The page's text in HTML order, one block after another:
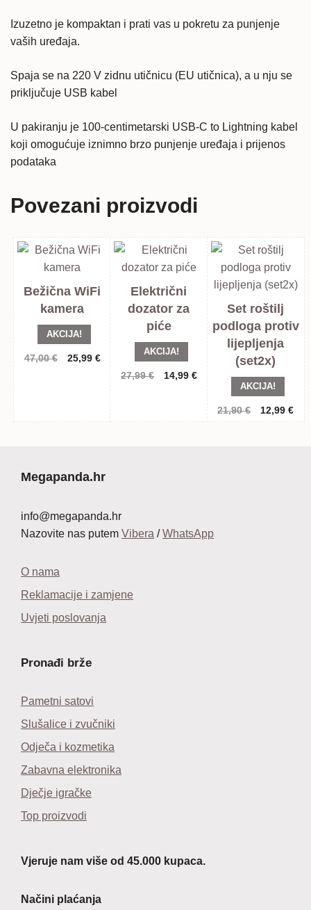
Izuzetno je kompaktan i prati vas u pokretu za punjenje
vaših uređaja.
Spaja se na 220 V zidnu utičnicu (EU utičnica), a u nju se
priključuje USB kabel
U pakiranju je 100-centimetarski USB-C to Lightning kabel
koji omogućuje iznimno brzo punjenje uređaja i prijenos
podataka
Povezani proizvodi
Bežična WiFi
kamera
AKCIJA!
47,00€
Izvorna
25,99 €Trenutna
cijena
Električni
dozator za
piće
AKCIJA!
27,99€
Izvorna
14,99 €Trenutna
Set roštilj
podloga protiv
lijepljenja
(set2x)
AKCIJA!
21,90€
Izvorna
12,99€
Megapanda.hr
info@megapanda.hr
Nazovite nas putem Vibera /WhatsApp
O nama
Reklamacije i zamjene
Uvjeti poslovanja
Pronađi brže
Pametni satovi
Slušalice i zvučniki
Odječa i kozmetika
Zabavna elektronika
Dječje igračke
Top proizvodi
Vjeruje nam više od 45.000 kupaca.
Načini plaćanja